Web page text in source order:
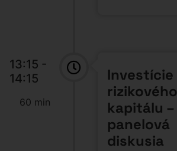
13:15 -
14:15
60 min
Investície
rizikového
kapitálu –
panelová
diskusia